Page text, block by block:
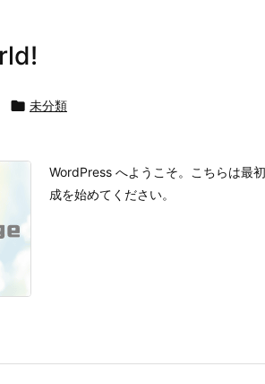
 未分類
WordPress へようこそ。こちらは最
成を始めてください。